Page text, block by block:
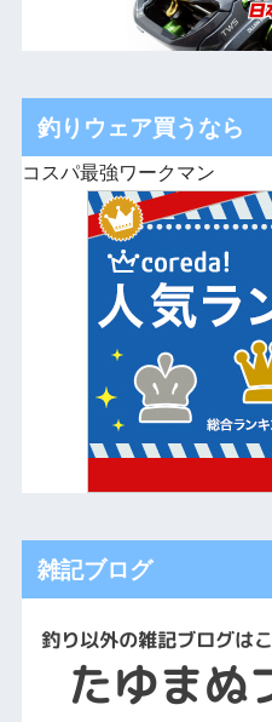
釣りウェア買うなら
コスパ最強ワークマン
雑記ブログ